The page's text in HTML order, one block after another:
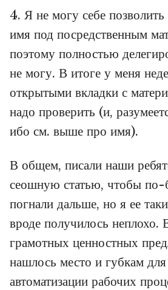
4. Я не могу себе позволить
имя под посредственным
поэтому полностью
не могу. В итоге у меня
открытыми вкладки с
надо проверить (и,
ибо см. выше про имя).
В общем, писали наши
сеошную статью, чтобы
погнали дальше, но я ее
вроде получилось
грамотных ценностных
нашлось место и губкам
автоматизации рабочих